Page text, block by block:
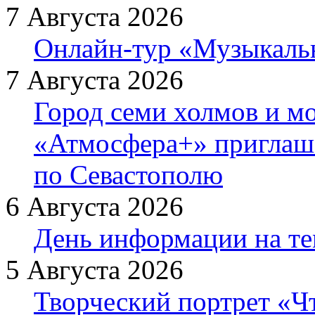
7 Августа 2026
Онлайн-тур
7 Августа 2026
Город семи холмов и
«Атмосфера+»
по Севастополю
6 Августа 2026
День информации на
5 Августа 2026
Творческий портрет